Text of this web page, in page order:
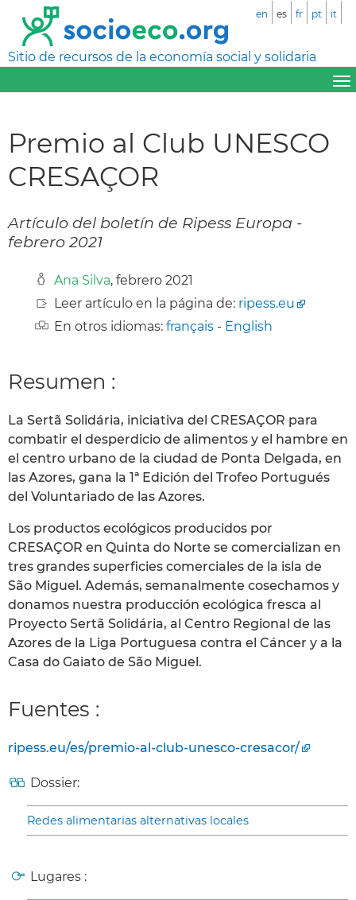
Sitio de recursos de la economía social y solidaria
en es fr pt it
Premio al Club UNESCO
CRESAÇOR
Artículo del boletín de Ripess Europa -
febrero 2021
Ana Silva, febrero 2021
Leer artículo en la página de: ripess.eu
En otros idiomas: français - English
Resumen :
La Sertã Solidária, iniciativa del CRESAÇOR para
combatir el desperdicio de alimentos y el hambre en
el centro urbano de la ciudad de Ponta Delgada, en
las Azores, gana la 1ª Edición del Trofeo Portugués
del Voluntariado de las Azores.
Los productos ecológicos producidos por
CRESAÇOR en Quinta do Norte se comercializan en
tres grandes superficies comerciales de la isla de
São Miguel. Además, semanalmente cosechamos y
donamos nuestra producción ecológica fresca al
Proyecto Sertã Solidária, al Centro Regional de las
Azores de la Liga Portuguesa contra el Cáncer y a la
Casa do Gaiato de São Miguel.
Fuentes :
ripess.eu/es/premio-al-club-unesco-cresacor/
Dossier:
Redes alimentarias alternativas locales
Lugares :